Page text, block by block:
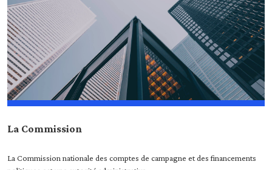
La Commission
La Commission nationale des comptes de campagne et des financements